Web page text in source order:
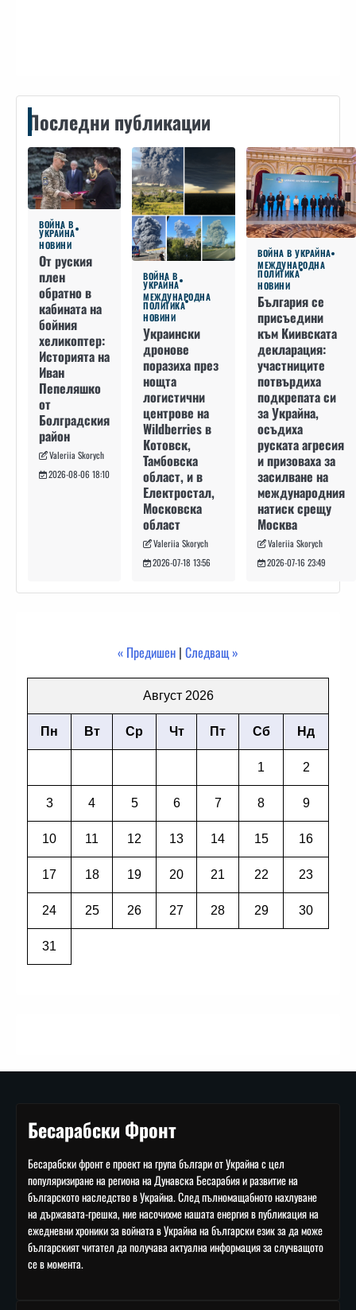
Последни публикации
ВОЙНА В
УКРАЙНА
НОВИНИ
От руския
плен
обратно в
кабината на
бойния
хеликоптер:
Историята на
Иван
Пепеляшко
от
Болградския
район
Valeriia Skorych
2026-08-06 18:10
ВОЙНА В
УКРАЙНА
МЕЖДУНАРОДНА
ПОЛИТИКА
НОВИНИ
Украински
дронове
поразиха през
нощта
логистични
центрове на
Wildberries в
Котовск,
Тамбовска
област, и в
Електростал,
Московска
област
Valeriia Skorych
2026-07-18 13:56
ВОЙНА В УКРАЙНА
МЕЖДУНАРОДНА
ПОЛИТИКА
НОВИНИ
България се
присъедини
към Киивската
декларация:
участниците
потвърдиха
подкрепата си
за Украйна,
осъдиха
руската агресия
и призоваха за
засилване на
международния
натиск срещу
Москва
Valeriia Skorych
2026-07-16 23:49
« Предишен | Следващ »
Август 2026
Пн Вт Ср Чт Пт Сб Нд
1 2
3 4 5 6 7 8 9
10 11 12 13 14 15 16
17 18 19 20 21 22 23
24 25 26 27 28 29 30
31
Бесарабски Фронт
Бесарабски фронт е проект на група българи от Украйна с цел
популяризиране на региона на Дунавска Бесарабия и развитие на
българското наследство в Украйна. След пълномащабното нахлуване
на държавата-грешка, ние насочихме нашата енергия в публикация на
ежедневни хроники за войната в Украйна на български език за да може
българският читател да получава актуална информация за случващото
се в момента.